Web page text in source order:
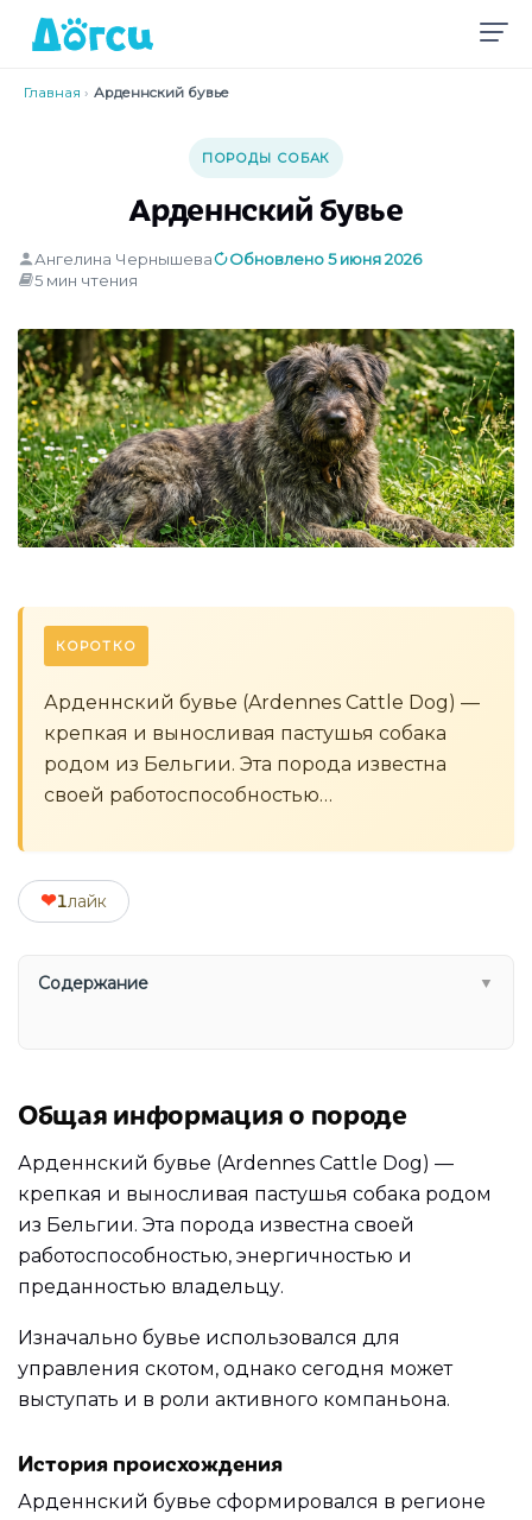
Главная › Арденнский бувье
ПОРОДЫ СОБАК
Арденнский бувье
Ангелина Чернышева
Обновлено 5 июня 2026
5 мин чтения
КОРОТКО
Арденнский бувье (Ardennes Cattle Dog) —
крепкая и выносливая пастушья собака
родом из Бельгии. Эта порода известна
своей работоспособностью…
❤1лайк
Содержание ▼
Общая информация о породе
Арденнский бувье (Ardennes Cattle Dog) —
крепкая и выносливая пастушья собака родом
из Бельгии. Эта порода известна своей
работоспособностью, энергичностью и
преданностью владельцу.
Изначально бувье использовался для
управления скотом, однако сегодня может
выступать и в роли активного компаньона.
История происхождения
Арденнский бувье сформировался в регионе